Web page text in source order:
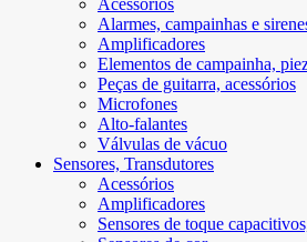
Acessórios
Alarmes, campainhas e
Amplificadores
Elementos de campainha,
Peças de guitarra, acessórios
Microfones
Alto-falantes
Válvulas de vácuo
Sensores, Transdutores
Acessórios
Amplificadores
Sensores de toque